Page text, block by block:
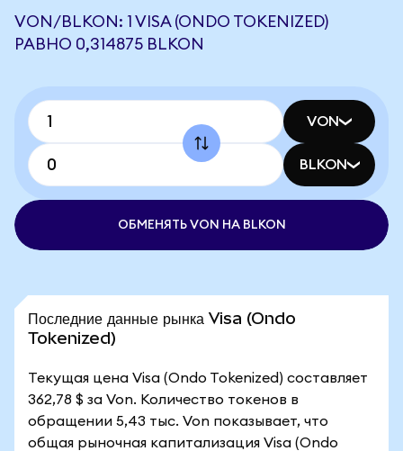
VON/BLKON: 1 VISA (ONDO TOKENIZED)
РАВНО 0,314875 BLKON
VON
BLKON
ОБМЕНЯТЬ VON НА BLKON
Последние данные рынка Visa (Ondo
Tokenized)
Текущая цена Visa (Ondo Tokenized) составляет
362,78 $ за Von. Количество токенов в
обращении 5,43 тыс. Von показывает, что
общая рыночная капитализация Visa (Ondo